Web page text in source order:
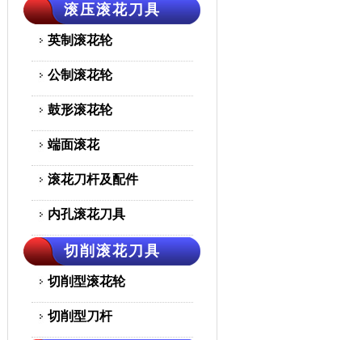
滚压滚花刀具
英制滚花轮
公制滚花轮
鼓形滚花轮
端面滚花
滚花刀杆及配件
内孔滚花刀具
切削滚花刀具
切削型滚花轮
切削型刀杆